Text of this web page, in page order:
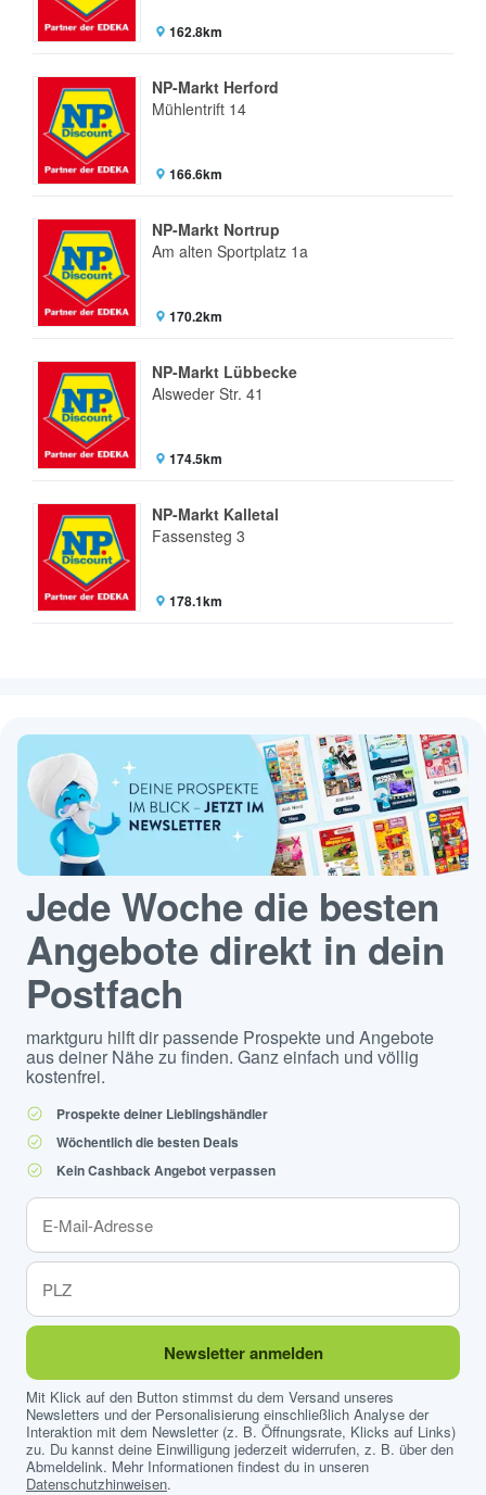
162.8km
NP-Markt Herford
Mühlentrift 14
166.6km
NP-Markt Nortrup
Am alten Sportplatz 1a
170.2km
NP-Markt Lübbecke
Alsweder Str. 41
174.5km
NP-Markt Kalletal
Fassensteg 3
178.1km
Jede Woche die besten
Angebote direkt in dein
Postfach
marktguru hilft dir passende Prospekte und Angebote
aus deiner Nähe zu finden. Ganz einfach und völlig
kostenfrei.
Prospekte deiner Lieblingshändler
Wöchentlich die besten Deals
Kein Cashback Angebot verpassen
Newsletter anmelden
Mit Klick auf den Button stimmst du dem Versand unseres
Newsletters und der Personalisierung einschließlich Analyse der
Interaktion mit dem Newsletter (z. B. Öffnungsrate, Klicks auf Links)
zu. Du kannst deine Einwilligung jederzeit widerrufen, z. B. über den
Abmeldelink. Mehr Informationen findest du in unseren
Datenschutzhinweisen.